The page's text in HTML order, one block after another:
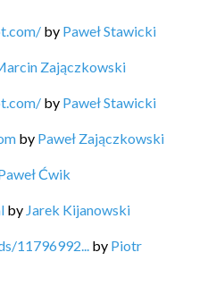
by Paweł Stawicki
Zajączkowski
by Paweł Stawicki
by Paweł Zajączkowski
Ćwik
by Jarek Kijanowski
11796992... by Piotr